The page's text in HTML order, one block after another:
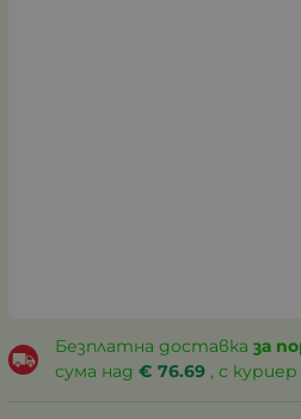
Безплатна доставка за
сума над
76.69
€ , с